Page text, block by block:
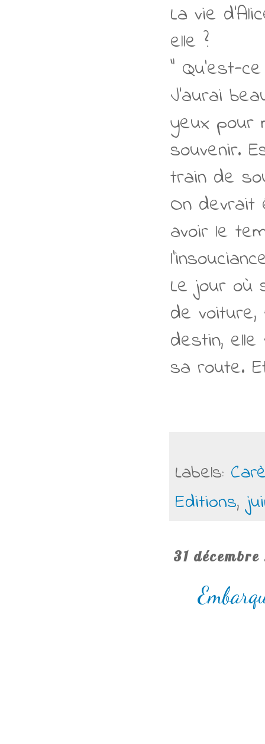
La vie
elle ?
" Qu'est-
J'aurai
yeux pour
souvenir.
train de
On
avoir le
Le jour où
de
destin,
sa route.
Labels:
Editions,
31